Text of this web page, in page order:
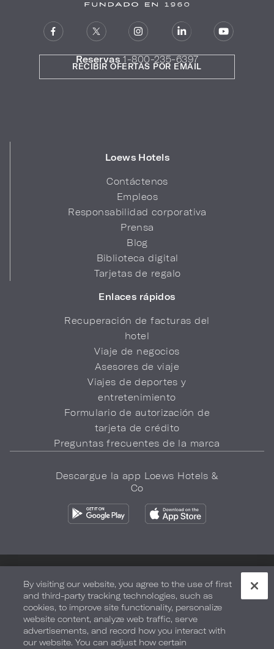
Reservas 1-800-235-6397
Loews Hotels
Contáctenos
Empleos
Responsabilidad corporativa
Prensa
Blog
Biblioteca digital
Tarjetas de regalo
Enlaces rápidos
Recuperación de facturas del
hotel
Viaje de negocios
Asesores de viaje
Viajes de deportes y
entretenimiento
Formulario de autorización de
tarjeta de crédito
Preguntas frecuentes de la marca
RECIBIR OFERTAS POR EMAIL
Descargue la app Loews Hotels &
Co
Seguridad y bienestar Términos de Uso Accesibilidad
Mapa del sitio Sus opciones de privacidad
DERECHOS DE AUTOR 2026.LOEWS HOTELS & CO
By visiting our website, you agree to the use of first
and third-party tracking technologies, such as
cookies, to improve site functionality, personalize
website content, analyze web traffic, serve
advertisements, and record how you interact with
our website. You can adjust how certain